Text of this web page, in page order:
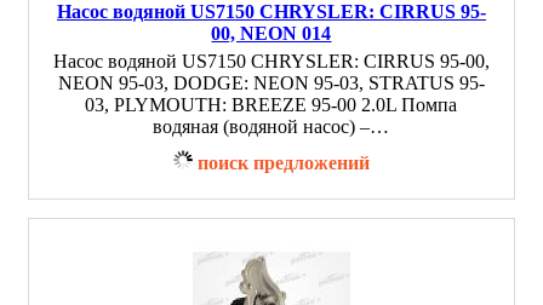
Насос водяной US7150 CHRYSLER: CIRRUS 95-
00, NEON 014
Насос водяной US7150 CHRYSLER: CIRRUS 95-00,
NEON 95-03, DODGE: NEON 95-03, STRATUS 95-
03, PLYMOUTH: BREEZE 95-00 2.0L Помпа
водяная (водяной насос) –…
поиск предложений